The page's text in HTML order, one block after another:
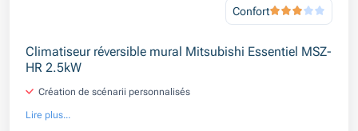
Confort
Climatiseur réversible mural Mitsubishi Essentiel MSZ-
HR 2.5kW
Création de scénarii personnalisés
Lire plus...